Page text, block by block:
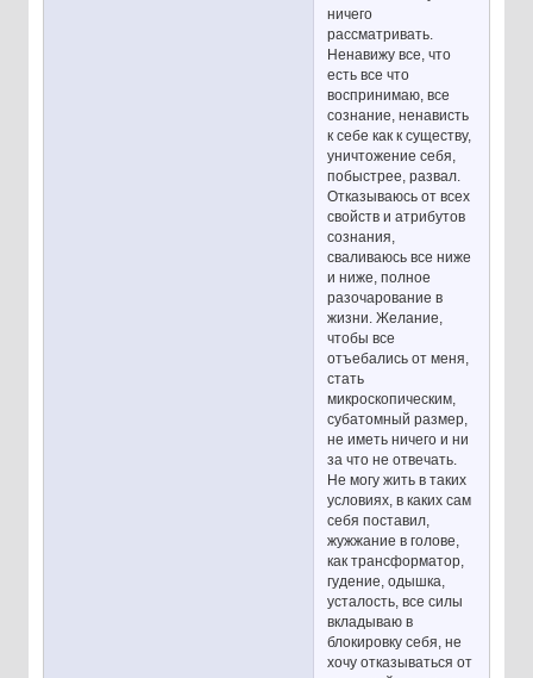
ничего
рассматривать.
Ненавижу все, что
есть все что
воспринимаю, все
сознание, ненависть
к себе как к существу,
уничтожение себя,
побыстрее, развал.
Отказываюсь от всех
свойств и атрибутов
сознания,
сваливаюсь все ниже
и ниже, полное
разочарование в
жизни. Желание,
чтобы все
отъебались от меня,
стать
микроскопическим,
субатомный размер,
не иметь ничего и ни
за что не отвечать.
Не могу жить в таких
условиях, в каких сам
себя поставил,
жужжание в голове,
как трансформатор,
гудение, одышка,
усталость, все силы
вкладываю в
блокировку себя, не
хочу отказываться от